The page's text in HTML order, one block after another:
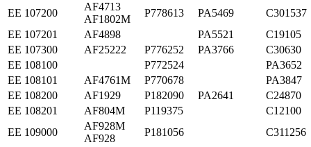
ЕЕ 107200
AF4713
AF1802M
P778613 PA5469
C301537
ЕЕ 107201
AF4898 PA5521
C19105
ЕЕ 107300
AF25222 P776252 PA3766
C30630
ЕЕ 108100
P772524
PA3652
ЕЕ 108101
AF4761M P770678
PA3847
ЕЕ 108200
AF1929 P182090 PA2641
C24870
ЕЕ 108201
AF804M P119375
C12100
ЕЕ 109000
AF928M
AF928
P181056
C311256